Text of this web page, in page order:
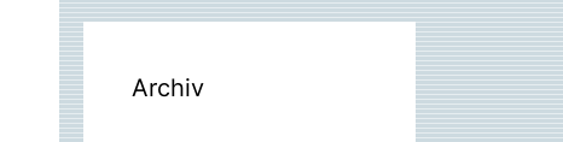
Archiv